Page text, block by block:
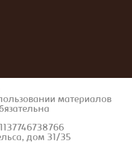
материалов
дом 31/35